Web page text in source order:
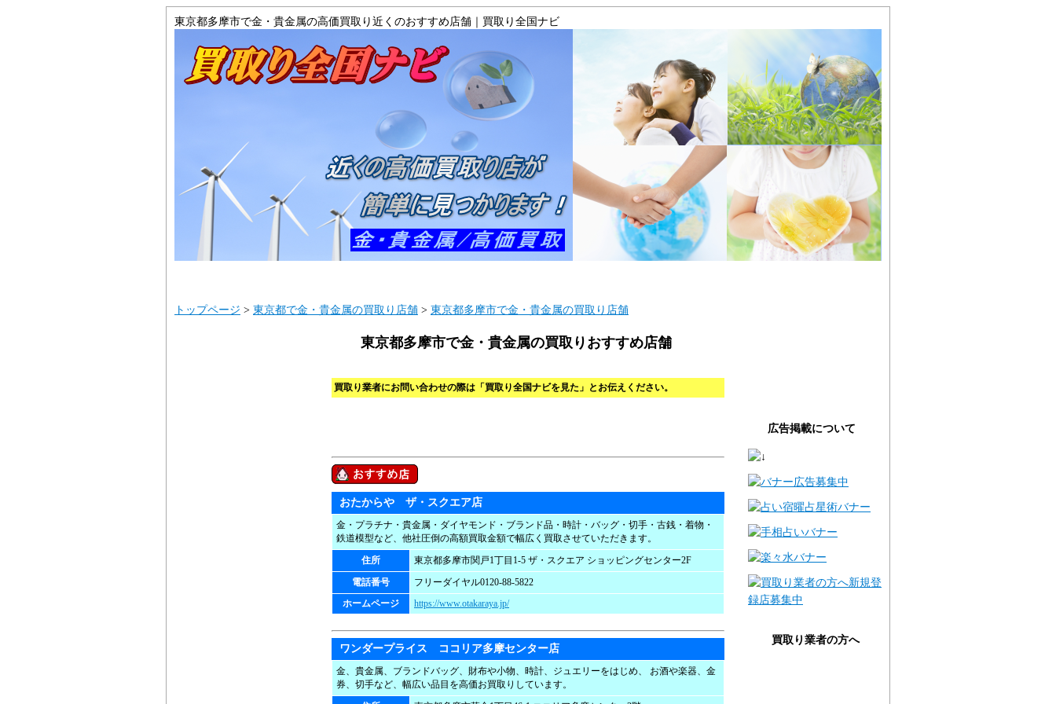
東京都多摩市で金・貴金属の高価買取り近くのおすすめ店舗｜買取り全国ナビ
トップページ > 東京都で金・貴金属の買取り店舗 > 東京都多摩市で金・貴金属の買取り店舗
東京都多摩市で金・貴金属の買取りおすすめ店舗
買取り業者にお問い合わせの際は「買取り全国ナビを見た」とお伝えください。
おたからや ザ・スクエア店
金・プラチナ・貴金属・ダイヤモンド・ブランド品・時計・バッグ・切手・古銭・着物・
鉄道模型など、他社圧倒の高額買取金額で幅広く買取させていただきます。
住所
東京都多摩市関戸1丁目1-5 ザ・スクエア ショッピングセンター2F
電話番号
フリーダイヤル0120-88-5822
ホームページ
https://www.otakaraya.jp/
ワンダープライス ココリア多摩センター店
金、貴金属、ブランドバッグ、財布や小物、時計、ジュエリーをはじめ、 お酒や楽器、金
券、切手など、幅広い品目を高価お買取りしています。
広告掲載について
買取り業者の方へ